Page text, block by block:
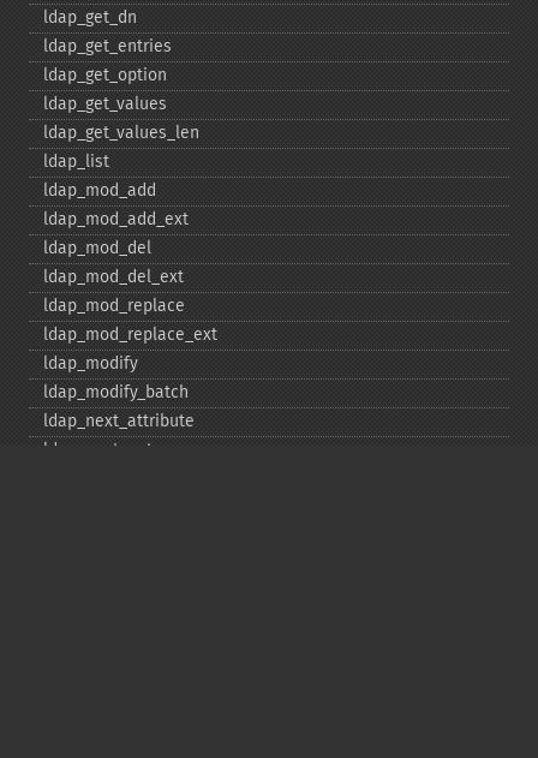
ldap_​get_​dn
ldap_​get_​entries
ldap_​get_​option
ldap_​get_​values
ldap_​get_​values_​len
ldap_​list
ldap_​mod_​add
ldap_​mod_​add_​ext
ldap_​mod_​del
ldap_​mod_​del_​ext
ldap_​mod_​replace
ldap_​mod_​replace_​ext
ldap_​modify
ldap_​modify_​batch
ldap_​next_​attribute
ldap_​next_​entry